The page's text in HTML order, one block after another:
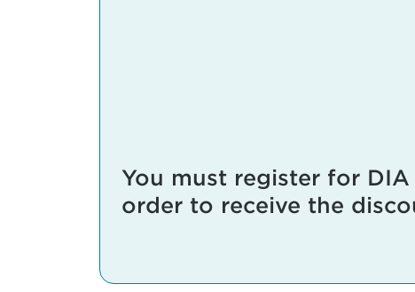
You must register for
order to receive the